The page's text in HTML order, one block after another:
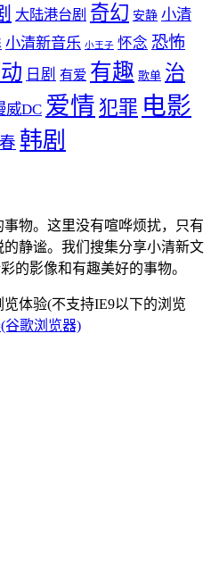
大陆港台剧 奇幻 安静 小清
小清新音乐 小王子 怀念 恐怖
日剧 有爱 有趣 歌单 治
威DC 爱情 犯罪 电影
韩剧
物。这里没有喧哗烦扰，只有
静谧。我们搜集分享小清新文
的影像和有趣美好的事物。
体验(不支持IE9以下的浏览
谷歌浏览器)